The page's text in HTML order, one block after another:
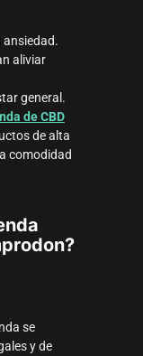
ansiedad.
aliviar
general.
de CBD
de alta
comodidad
se
y de